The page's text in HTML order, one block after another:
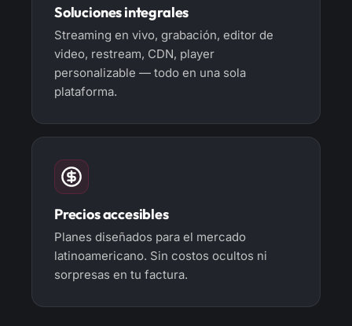
Soluciones integrales
Streaming en vivo, grabación, editor de
video, restream, CDN, player
personalizable — todo en una sola
plataforma.
Precios accesibles
Planes diseñados para el mercado
latinoamericano. Sin costos ocultos ni
sorpresas en tu factura.